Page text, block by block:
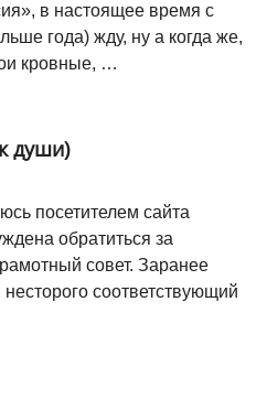
в настоящее время с
года) жду, ну а когда же,
кровные, …
души)
посетителем сайта
обратиться за
совет. Заранее
соответствующий